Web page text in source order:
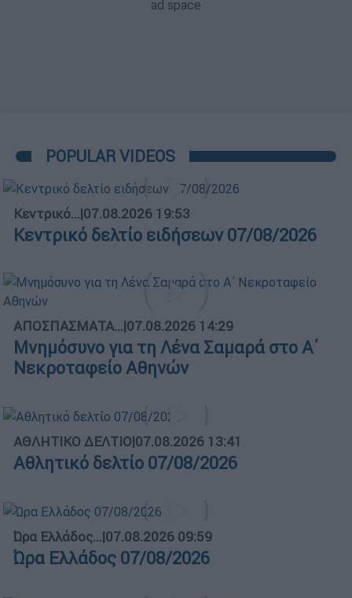
POPULAR VIDEOS
Κεντρικό...|07.08.2026 19:53
Κεντρικό δελτίο ειδήσεων 07/08/2026
ΑΠΟΣΠΑΣΜΑΤΑ...|07.08.2026 14:29
Μνημόσυνο για τη Λένα Σαμαρά στο Α΄
Νεκροταφείο Αθηνών
ΑΘΛΗΤΙΚΟ ΔΕΛΤΙΟ|07.08.2026 13:41
Αθλητικό δελτίο 07/08/2026
Ώρα Ελλάδος...|07.08.2026 09:59
Ώρα Ελλάδος 07/08/2026